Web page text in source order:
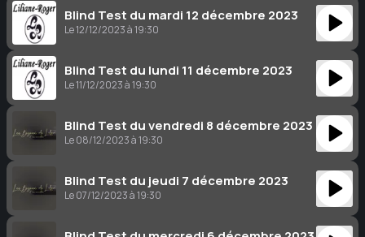
Blind Test du mardi 12 décembre 2023
Le 12/12/2023 à 19:30
Blind Test du lundi 11 décembre 2023
Le 11/12/2023 à 19:30
Blind Test du vendredi 8 décembre 2023
Le 08/12/2023 à 19:30
Blind Test du jeudi 7 décembre 2023
Le 07/12/2023 à 19:30